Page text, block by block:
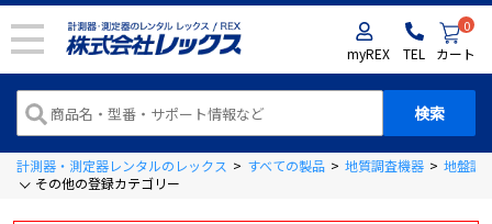
myREX TEL
0
カート
計測器・測定器レンタルのレックス > すべての製品 > 地質調査機器 > 地盤調
その他の登録カテゴリー